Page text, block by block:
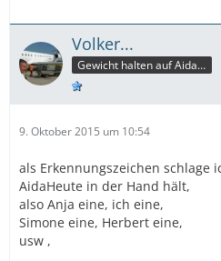
Volker...
Gewicht halten auf Aida ist so wahrscheinlich wie Sonne tanken im U-Boot
9. Oktober 2015 um 10:54
als Erkennungszeichen schlage
AidaHeute in der Hand hält,
also Anja eine, ich eine,
Simone eine, Herbert eine,
usw ,